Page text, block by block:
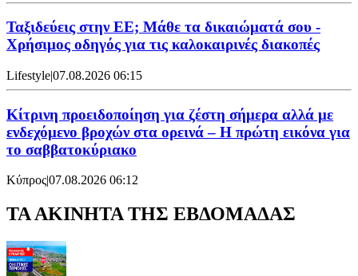
Ταξιδεύεις στην ΕΕ; Μάθε τα δικαιώματά σου -
Χρήσιμος οδηγός για τις καλοκαιρινές διακοπές
Lifestyle|07.08.2026 06:15
Κίτρινη προειδοποίηση για ζέστη σήμερα αλλά με
ενδεχόμενο βροχών στα ορεινά – Η πρώτη εικόνα για
το σαββατοκύριακο
Κύπρος|07.08.2026 06:12
ΤΑ ΑΚΙΝΗΤΑ ΤΗΣ ΕΒΔΟΜΑΔΑΣ